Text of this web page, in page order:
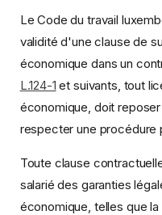
Le Code du travail
validité d'une clause de
économique dans un
L.124-1 et suivants, tout
économique, doit
respecter une procédure
Toute clause
salarié des garanties
économique, telles que